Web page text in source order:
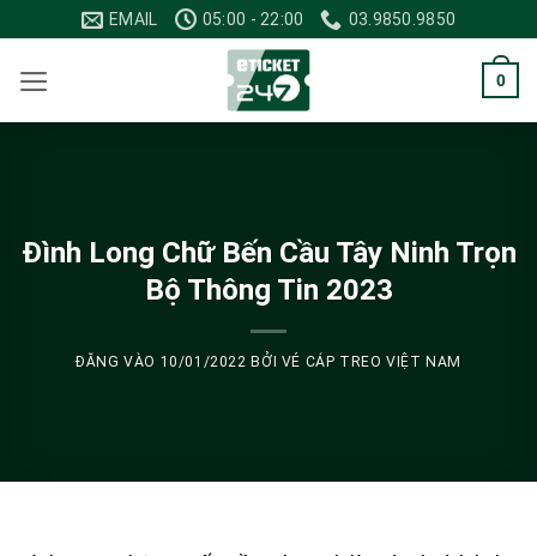
nội
EMAIL 05:00 - 22:00 03.9850.9850
0
Đình Long Chữ Bến Cầu Tây Ninh Trọn
Bộ Thông Tin 2023
ĐĂNG VÀO 10/01/2022 BỞI VÉ CÁP TREO VIỆT NAM